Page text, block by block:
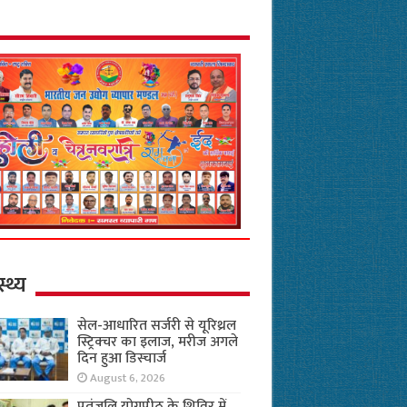
सेल-आधारित सर्जरी से यूरिथ्रल
स्ट्रिक्चर का इलाज, मरीज अगले
दिन हुआ डिस्चार्ज
August 6, 2026